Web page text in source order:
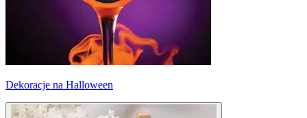
Dekoracje na Halloween